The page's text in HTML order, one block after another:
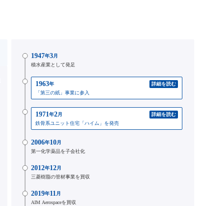
1947年3月
積水産業として発足
1963年
詳細を読む
「第三の紙」事業に参入
1971年2月
詳細を読む
鉄骨系ユニット住宅「ハイム」を発売
2006年10月
第一化学薬品を子会社化
2012年12月
三菱樹脂の管材事業を買収
2019年11月
AIM Aerospaceを買収